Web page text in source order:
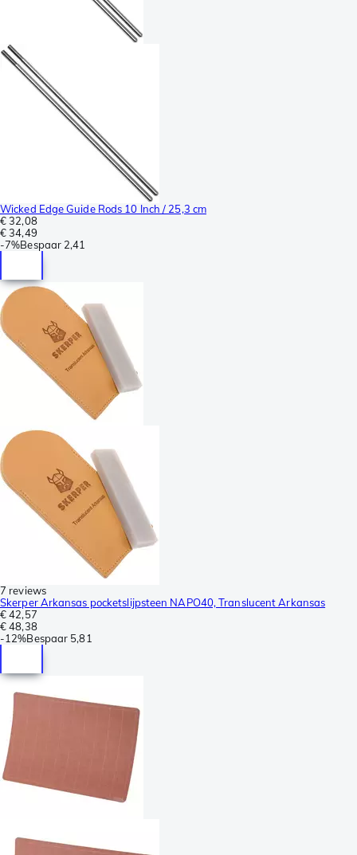
Wicked Edge Guide Rods 10 Inch / 25,3 cm
€ 32,08
€ 34,49
-7%Bespaar 2,41
7 reviews
Skerper Arkansas pocketslijpsteen NAPO40, Translucent Arkansas
€ 42,57
€ 48,38
-12%Bespaar 5,81